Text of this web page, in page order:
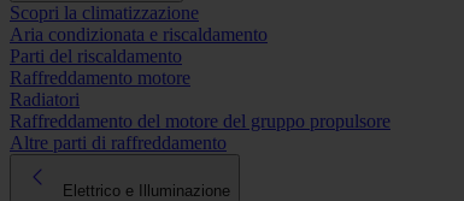
Scopri la climatizzazione
Aria condizionata e riscaldamento
Parti del riscaldamento
Raffreddamento motore
Radiatori
Raffreddamento del motore del gruppo propulsore
Altre parti di raffreddamento
Elettrico e Illuminazione